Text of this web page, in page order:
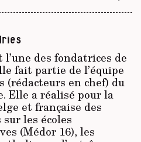
l’une des fondatrices de
fait partie de l’équipe
(rédacteurs en chef) du
Elle a réalisé pour la
et française des
les écoles
(Médor 16), les